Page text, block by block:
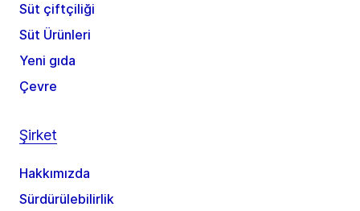
Süt çiftçiliği
Süt Ürünleri
Yeni gıda
Çevre
Şirket
Hakkımızda
Sürdürülebilirlik